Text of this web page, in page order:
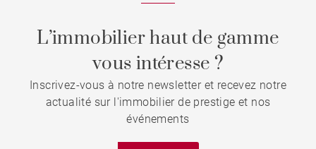
L’immobilier haut de gamme
vous intéresse ?
Inscrivez-vous à notre newsletter et recevez notre
actualité sur l'immobilier de prestige et nos
événements